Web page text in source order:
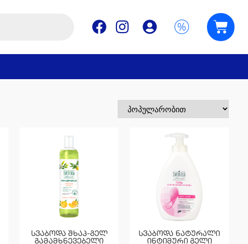
სვაბოდა შხაპ-გელ
გამამხნევებელი
სვაბოდა ნატურალი
ინტიმური გელი